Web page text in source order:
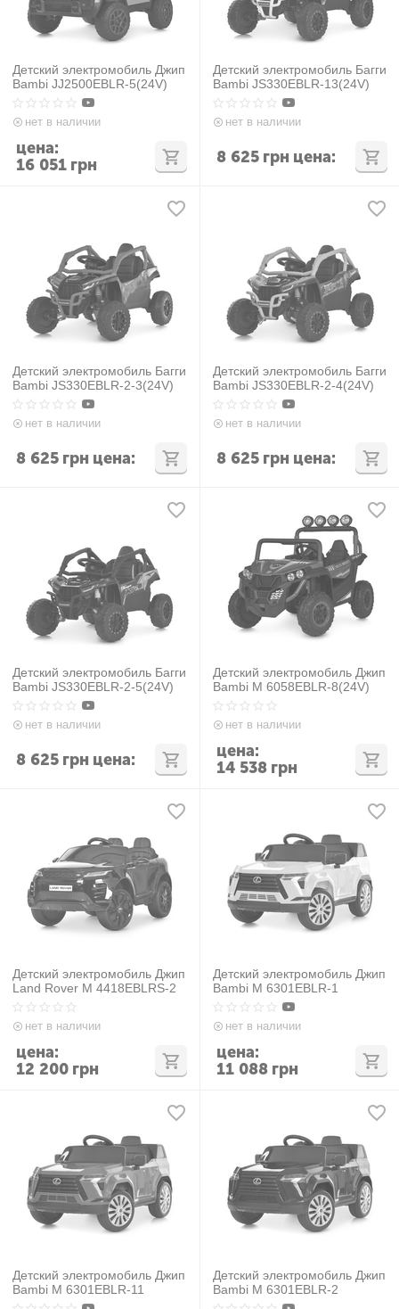
Детский электромобиль Джип
Bambi JJ2500EBLR-5(24V)
нет в наличии
16 051 грн
цена:
Детский электромобиль Багги
Bambi JS330EBLR-13(24V)
нет в наличии
8 625 грн цена:
Детский электромобиль Багги
Bambi JS330EBLR-2-3(24V)
нет в наличии
8 625 грн цена:
Детский электромобиль Багги
Bambi JS330EBLR-2-4(24V)
нет в наличии
8 625 грн цена:
Детский электромобиль Багги
Bambi JS330EBLR-2-5(24V)
нет в наличии
8 625 грн цена:
Детский электромобиль Джип
Bambi M 6058EBLR-8(24V)
нет в наличии
14 538 грн
цена:
Детский электромобиль Джип
Land Rover M 4418EBLRS-2
нет в наличии
12 200 грн
цена:
Детский электромобиль Джип
Bambi M 6301EBLR-1
нет в наличии
11 088 грн
цена:
Детский электромобиль Джип
Bambi M 6301EBLR-11
Детский электромобиль Джип
Bambi M 6301EBLR-2